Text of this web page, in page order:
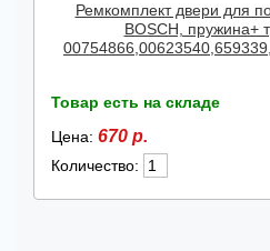
Ремкомплект двери для
BOSCH, пружина+
Товар есть на складе
Цена: 670 р.
Количество: